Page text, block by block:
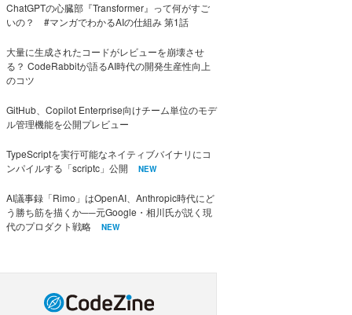
ChatGPTの心臓部『Transformer』って何がすご
いの？ #マンガでわかるAIの仕組み 第1話
大量に生成されたコードがレビューを崩壊させ
る？ CodeRabbitが語るAI時代の開発生産性向上
のコツ
GitHub、Copilot Enterprise向けチーム単位のモデ
ル管理機能を公開プレビュー
TypeScriptを実行可能なネイティブバイナリにコ
ンパイルする「scriptc」公開
NEW
AI議事録「Rimo」はOpenAI、Anthropic時代にど
う勝ち筋を描くか──元Google・相川氏が説く現
代のプロダクト戦略
NEW